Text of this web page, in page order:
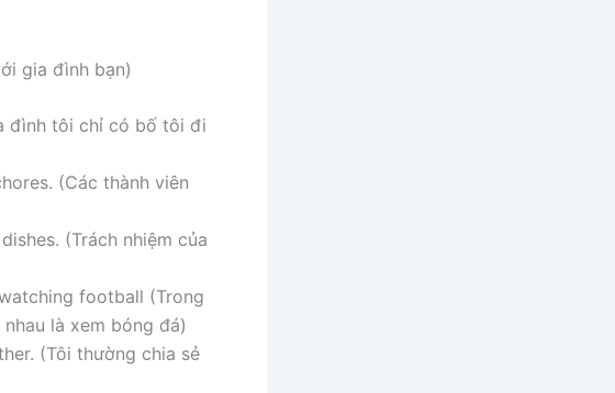
gia đình bạn)
đình tôi chỉ có bố tôi đi
(Các thành viên
(Trách nhiệm của
football (Trong
là xem bóng đá)
(Tôi thường chia sẻ